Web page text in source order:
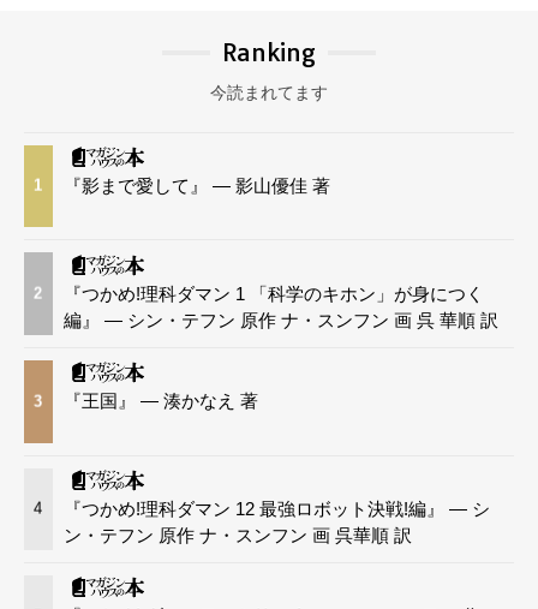
Ranking
今読まれてます
1 『影まで愛して』 — 影山優佳 著
2
『つかめ!理科ダマン 1 「科学のキホン」が身につく
編』 — シン・テフン 原作 ナ・スンフン 画 呉 華順 訳
3 『王国』 — 湊かなえ 著
4
『つかめ!理科ダマン 12 最強ロボット決戦!編』 — シ
ン・テフン 原作 ナ・スンフン 画 呉華順 訳